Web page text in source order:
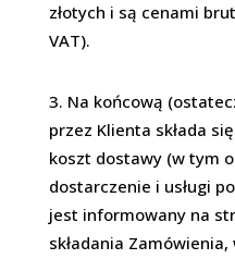
złotych i są cenami
VAT).
Na końcową
przez Klienta składa
koszt dostawy (w tym
dostarczenie i usługi
jest informowany na
składania